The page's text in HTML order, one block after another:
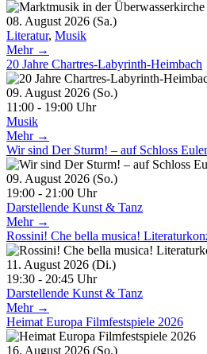
08. August 2026 (Sa.)
Literatur, Musik
Mehr →
20 Jahre Chartres-Labyrinth-Heimbach
09. August 2026 (So.)
11:00 - 19:00 Uhr
Musik
Mehr →
Wir sind Der Sturm! – auf Schloss
09. August 2026 (So.)
19:00 - 21:00 Uhr
Darstellende Kunst & Tanz
Mehr →
Rossini! Che bella musica!
11. August 2026 (Di.)
19:30 - 20:45 Uhr
Darstellende Kunst & Tanz
Mehr →
Heimat Europa Filmfestspiele 2026
16. August 2026 (So.)